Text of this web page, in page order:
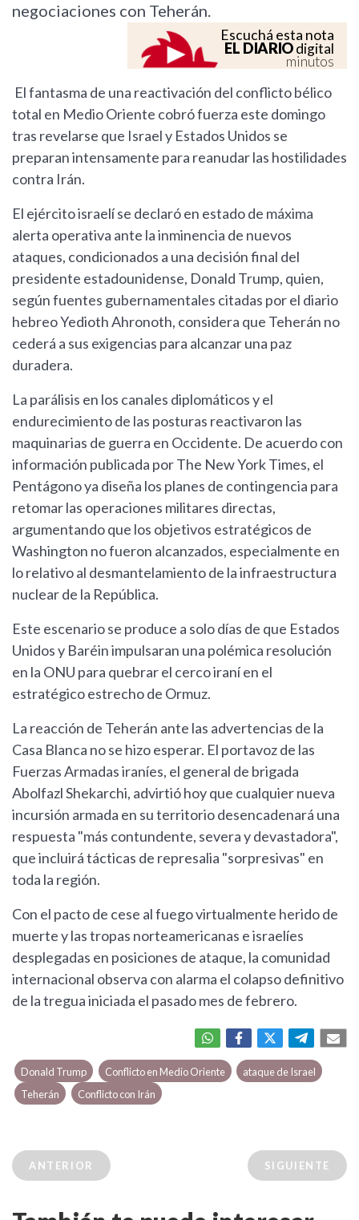
negociaciones con Teherán.
Escuchá esta nota
EL DIARIOdigital
minutos
El fantasma de una reactivación del conflicto bélico
total en Medio Oriente cobró fuerza este domingo
tras revelarse que Israel y Estados Unidos se
preparan intensamente para reanudar las hostilidades
contra Irán.
El ejército israelí se declaró en estado de máxima
alerta operativa ante la inminencia de nuevos
ataques, condicionados a una decisión final del
presidente estadounidense, Donald Trump, quien,
según fuentes gubernamentales citadas por el diario
hebreo Yedioth Ahronoth, considera que Teherán no
cederá a sus exigencias para alcanzar una paz
duradera.
La parálisis en los canales diplomáticos y el
endurecimiento de las posturas reactivaron las
maquinarias de guerra en Occidente. De acuerdo con
información publicada por The New York Times, el
Pentágono ya diseña los planes de contingencia para
retomar las operaciones militares directas,
argumentando que los objetivos estratégicos de
Washington no fueron alcanzados, especialmente en
lo relativo al desmantelamiento de la infraestructura
nuclear de la República.
Este escenario se produce a solo días de que Estados
Unidos y Baréin impulsaran una polémica resolución
en la ONU para quebrar el cerco iraní en el
estratégico estrecho de Ormuz.
La reacción de Teherán ante las advertencias de la
Casa Blanca no se hizo esperar. El portavoz de las
Fuerzas Armadas iraníes, el general de brigada
Abolfazl Shekarchi, advirtió hoy que cualquier nueva
incursión armada en su territorio desencadenará una
respuesta "más contundente, severa y devastadora",
que incluirá tácticas de represalia "sorpresivas" en
toda la región.
Con el pacto de cese al fuego virtualmente herido de
muerte y las tropas norteamericanas e israelíes
desplegadas en posiciones de ataque, la comunidad
internacional observa con alarma el colapso definitivo
de la tregua iniciada el pasado mes de febrero.
Donald Trump Conflicto en Medio Oriente
ataque de Israel
Teherán
Conflicto con Irán
ANTERIOR SIGUIENTE